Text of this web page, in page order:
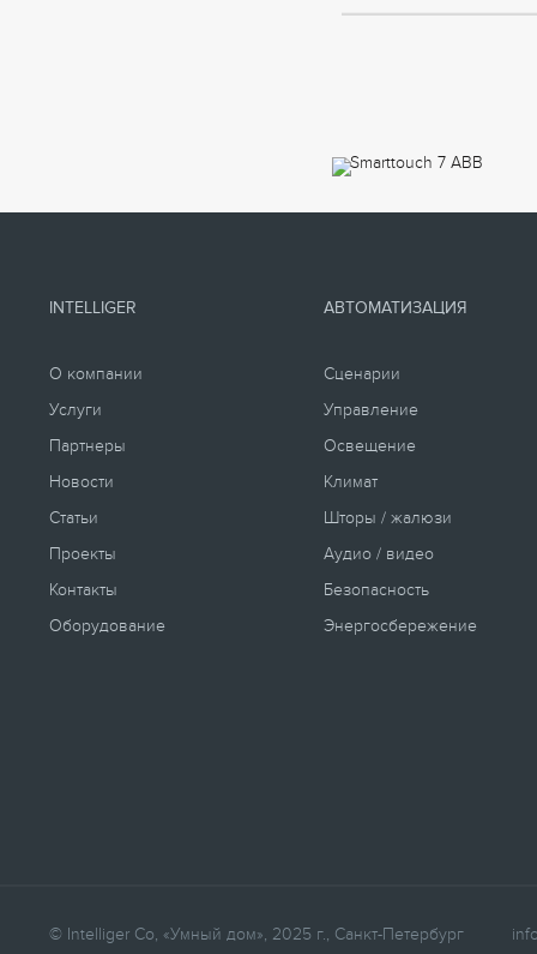
INTELLIGER
О компании
Услуги
Партнеры
Новости
Статьи
Проекты
Контакты
Оборудование
АВТОМАТИЗАЦИЯ
Сценарии
Управление
Освещение
Климат
Шторы / жалюзи
Аудио / видео
Безопасность
Энергосбережение
© Intelliger Co, «Умный дом», 2025 г., Санкт-Петербург